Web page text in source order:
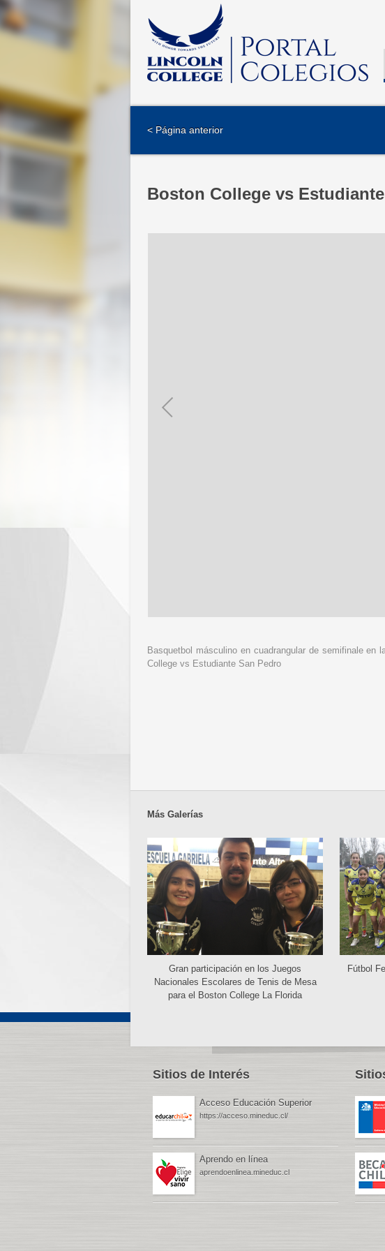
< Página anterior
Boston College vs
Basquetbol másculino en cuadrangular de semifinale en
College vs Estudiante San Pedro
Más Galerías
Gran participación en los Juegos
Nacionales Escolares de Tenis de Mesa
para el Boston College La Florida
Fútbol
Sitios de Interés
Acceso Educación Superior
https://acceso.mineduc.cl/
Aprendo en línea
aprendoenlinea.mineduc.cl